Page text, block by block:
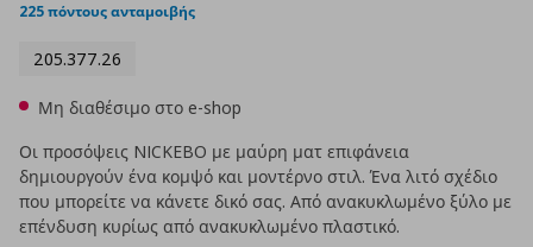
225 πόντους ανταμοιβής
205.377.26
Μη διαθέσιμο στο e-shop
Οι προσόψεις NICKEBO με μαύρη ματ επιφάνεια
δημιουργούν ένα κομψό και μοντέρνο στιλ. Ένα λιτό σχέδιο
που μπορείτε να κάνετε δικό σας. Από ανακυκλωμένο ξύλο με
επένδυση κυρίως από ανακυκλωμένο πλαστικό.